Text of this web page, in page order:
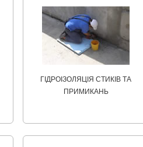
ГІДРОІЗОЛЯЦІЯ СТИКІВ ТА
ПРИМИКАНЬ